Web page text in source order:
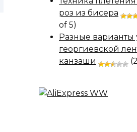
роз из бисера
of 5)
Разные
георгиевской
канзаши